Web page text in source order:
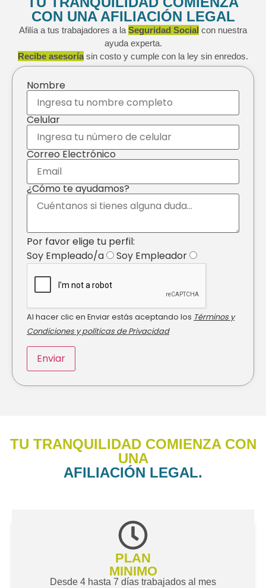
CON UNA AFILIACIÓN LEGAL
Afilía a tus trabajadores a la Seguridad Social con nuestra
ayuda experta.
Recibe asesoríasin costo y cumple con la ley sin enredos.
Nombre
Celular
Correo Electrónico
¿Cómo te ayudamos?
Por favor elige tu perfil:
Soy Empleado/a
Soy Empleador
Al hacer clic en Enviar estás aceptando los Términos y
Condiciones y políticas de Privacidad
TU TRANQUILIDAD COMIENZA CON
UNA
AFILIACIÓN LEGAL.
PLAN
MINIMO
Desde 4 hasta 7 días trabajados al mes